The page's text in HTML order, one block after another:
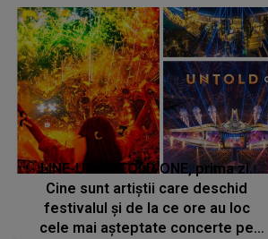
LINE-UP UNTOLD ONE, prima zi.
Cine sunt artiștii care deschid
festivalul și de la ce ore au loc
cele mai așteptate concerte pe